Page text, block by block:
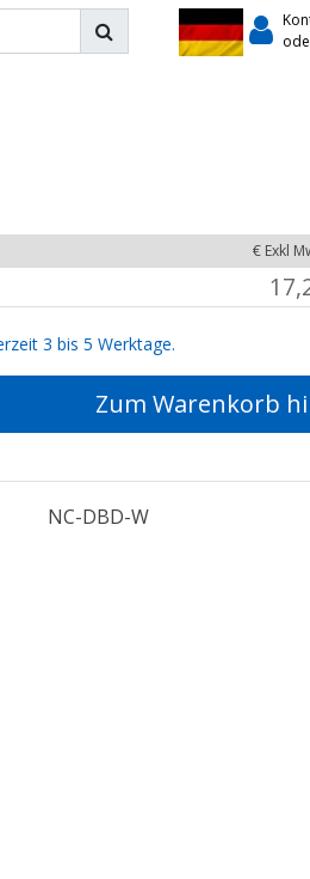
€ Exkl
3 bis 5 Werktage.
Zum Warenkorb
NC-DBD-W